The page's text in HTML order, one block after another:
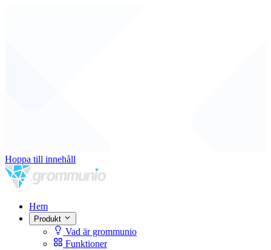
Hoppa till innehåll
Hem
Produkt
Vad är grommunio
Funktioner